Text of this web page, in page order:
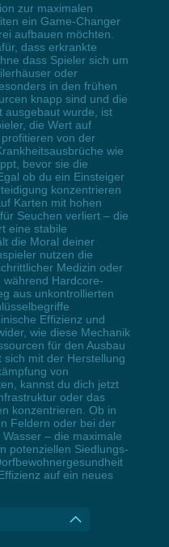
zur maximalen
ein Game-Changer
aufbauen möchten.
dass erkrankte
dass Spieler sich um
oder
in den frühen
knapp sind und die
ausgebaut wurde, ist
die Wert auf
von der
wie
bevor sie die
ob du ein Einsteiger
konzentrieren
Karten mit hohen
Seuchen verliert – die
eine stabile
die Moral deiner
nutzen die
Medizin oder
Hardcore-
aus unkontrollierten
Effizienz und
wie diese Mechanik
für den Ausbau
mit der Herstellung
von
kannst du dich jetzt
oder das
konzentrieren. Ob in
Feldern oder bei der
– die maximale
potenziellen Siedlungs-
auf ein neues